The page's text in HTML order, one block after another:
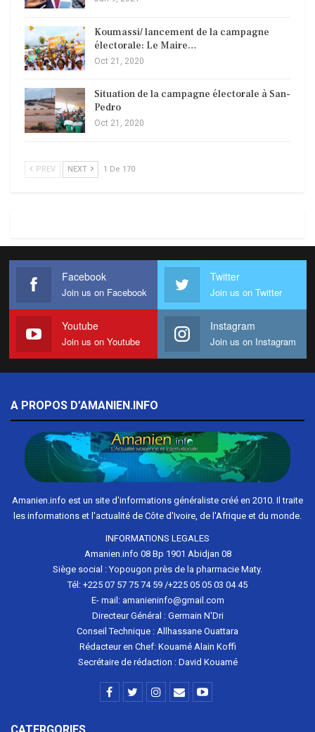
Koumassi/ lancement de la campagne
électorale: Le Maire…
Oct 21, 2020
Situation de la campagne électorale à San-
Pedro
Oct 21, 2020
PREV NEXT 1 De 170
Facebook
Join us on Facebook
Twitter
Join us on Twitter
Youtube
Join us on Youtube
Instagram
Join us on Instagram
A PROPOS D’AMANIEN.INFO
Amanien.info est un site d'informations généraliste créé en 2010. Il traite
les informations et l'actualité de Côte d'Ivoire, de l'Afrique et du monde.
INFORMATIONS LEGALES
Amanien.info 08 Bp 1901 Abidjan 08
Siège social : Yopougon près de la pharmacie Maty.
Tél: +225 07 57 75 74 59 /+225 05 05 03 04 45
E- mail: amanieninfo@gmail.com
Directeur Général : Germain N'Dri
Conseil Technique : Allhassane Ouattara
Rédacteur en Chef: Kouamé Alain Koffi
Secrétaire de rédaction : David Kouamé